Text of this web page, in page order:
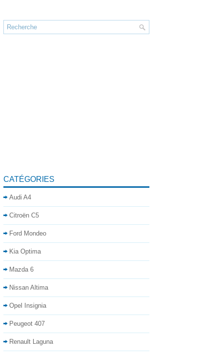
CATÉGORIES
Audi A4
Citroën C5
Ford Mondeo
Kia Optima
Mazda 6
Nissan Altima
Opel Insignia
Peugeot 407
Renault Laguna